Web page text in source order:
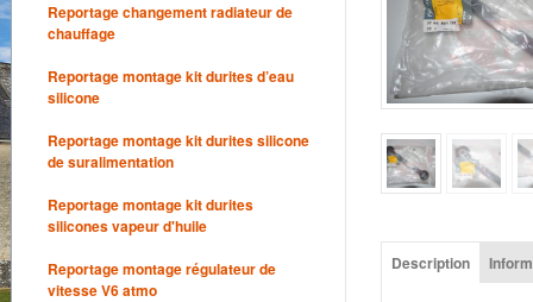
Description
Reportage changement radiateur de
chauffage
Reportage montage kit durites d’eau
silicone
Reportage montage kit durites silicone
de suralimentation
Reportage montage kit durites
silicones vapeur d'huile
Reportage montage régulateur de
vitesse V6 atmo